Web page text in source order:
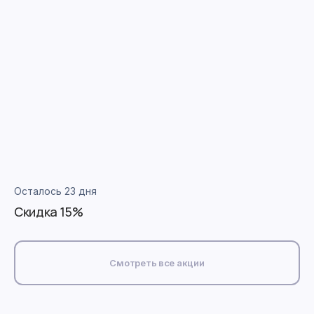
Осталось 23 дня
Скидка 15%
Смотреть все акции